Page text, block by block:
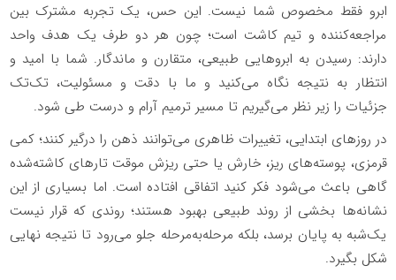
ابرو فقط مخصوص شما نیست. این حس، یک تجربه مشترک بین
مراجعه‌کننده و تیم کاشت است؛ چون هر دو طرف یک هدف واحد
دارند: رسیدن به ابروهایی طبیعی، متقارن و ماندگار. شما با امید و
انتظار به نتیجه نگاه می‌کنید و ما با دقت و مسئولیت، تک‌تک
جزئیات را زیر نظر می‌گیریم تا مسیر ترمیم آرام و درست طی شود.
در روزهای ابتدایی، تغییرات ظاهری می‌توانند ذهن را درگیر کنند؛ کمی
قرمزی، پوسته‌های ریز، خارش یا حتی ریزش موقت تارهای کاشته‌شده
گاهی باعث می‌شود فکر کنید اتفاقی افتاده است. اما بسیاری از این
نشانه‌ها بخشی از روند طبیعی بهبود هستند؛ روندی که قرار نیست
یک‌شبه به پایان برسد، بلکه مرحله‌به‌مرحله جلو می‌رود تا نتیجه نهایی
شکل بگیرد.